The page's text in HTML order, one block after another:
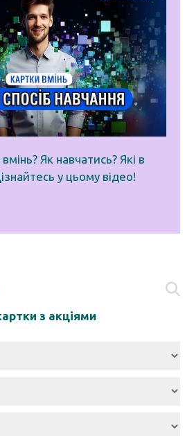
Як навчатись? Які в
у цьому відео!
з акціями